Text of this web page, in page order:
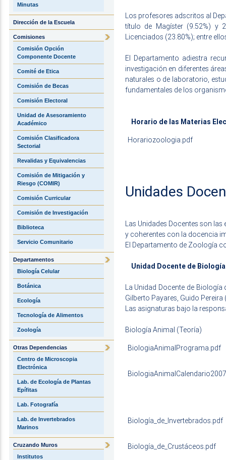
Minutas
Dirección de la Escuela
Comisiones
Comisión Opción
Componente Docente
Comité de Etica
Comisión de Becas
Comisión Electoral
Unidad de Asesoramiento
Académico
Comisión Clasificadora
Sectorial
Revalidas y Equivalencias
Comisión de Mitigación y
Riesgo (COMIR)
Comisión Curricular
Comisión de Investigación
Biblioteca
Servicio Comunitario
Departamentos
Biología Celular
Botánica
Ecología
Tecnología de Alimentos
Zoología
Otras Dependencias
Centro de Microscopia
Electrónica
Lab. de Ecología de Plantas
Epífitas
Lab. Fotografía
Lab. de Invertebrados
Marinos
Cruzando Muros
Institutos
Los profesores adscritos al
título de Magíster (9.52%) y
Licenciados (23.80%); entre
El Departamento adiestra
investigación en diferentes
naturales o de laboratorio,
fundamentales de los
Horario de las Materias
Horariozoologia.pdf
Unidades
Las Unidades Docentes son
y coherentes con la docencia
El Departamento de Zoología
Unidad Docente de
La Unidad Docente de
Gilberto Payares, Guido
Las asignaturas bajo la
Biología Animal (Teoría)
BiologiaAnimalPrograma.pdf
Biología_de_Invertebrados.pdf
Biología_de_Crustáceos.pdf